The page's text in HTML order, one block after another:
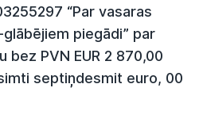
“Par vasaras
piegādi” par
bez PVN EUR 2 870,00
septiņdesmit euro, 00